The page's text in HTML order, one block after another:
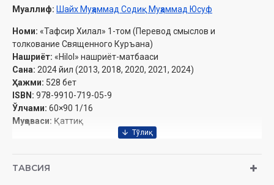
Муаллиф: Шайх Муҳаммад Содиқ Муҳаммад Юсуф
Номи: «Тафсир Хилал» 1-том (Перевод смыслов и
толкование Священного Куръана)
Нашриёт: «Hilol» нашриёт-матбааси
Сана: 2024 йил (2013, 2018, 2020, 2021, 2024)
Ҳажми: 528 бет
ISBN: 978-9910-719-05-9
Ўлчами: 60×90 1/16
Муқоваси: Қаттиқ
Издано в соответствии с заключением №№ 03-07/4186 от
ТАВСИЯ